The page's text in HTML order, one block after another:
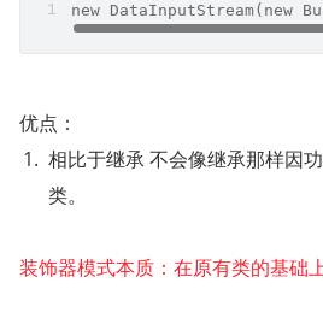
new DataInputStream(new
优点：
相比于继承 不会像继承那样因
类。
装饰器模式本质：在原有类的基础